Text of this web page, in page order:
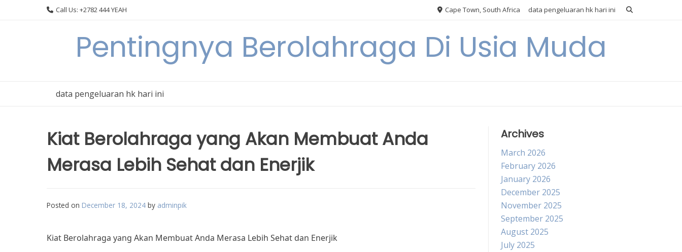
Call Us: +2782 444 YEAH Cape Town, South Africa data pengeluaran hk hari ini
Pentingnya Berolahraga Di Usia Muda
data pengeluaran hk hari ini
Kiat Berolahraga yang Akan Membuat Anda
Merasa Lebih Sehat dan Enerjik
Posted on December 18, 2024 by adminpik
Kiat Berolahraga yang Akan Membuat Anda Merasa Lebih Sehat dan Enerjik
Archives
March 2026
February 2026
January 2026
December 2025
November 2025
September 2025
August 2025
July 2025